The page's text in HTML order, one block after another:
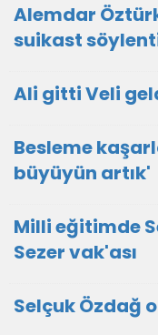
Alemdar
suikast
Ali gitti Veli
Besleme
büyüyün artık'
Milli eğitimde
Sezer vak'ası
Selçuk Özdağ